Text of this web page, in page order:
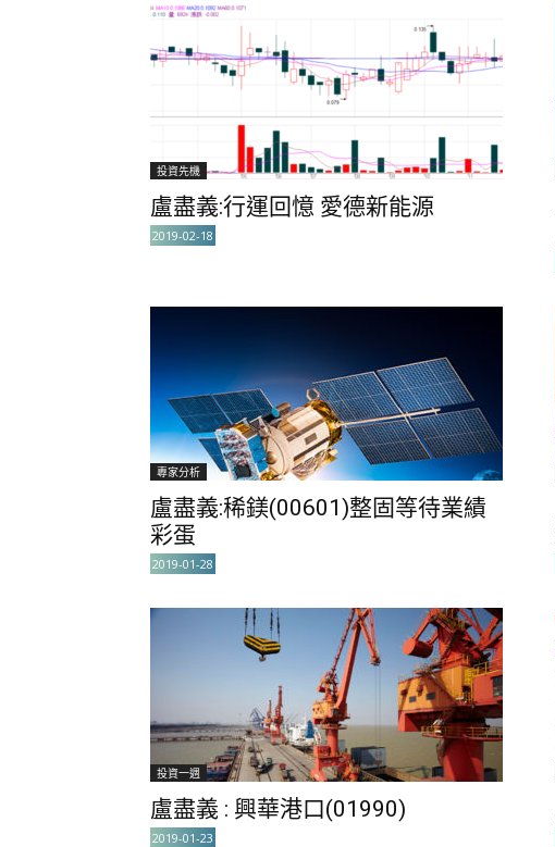
投資先機
盧盡義:行運回憶 愛德新能源
2019-02-18
專家分析
盧盡義:稀鎂(00601)整固等待業績
彩蛋
2019-01-28
投資一週
盧盡義 : 興華港口(01990)
2019-01-23